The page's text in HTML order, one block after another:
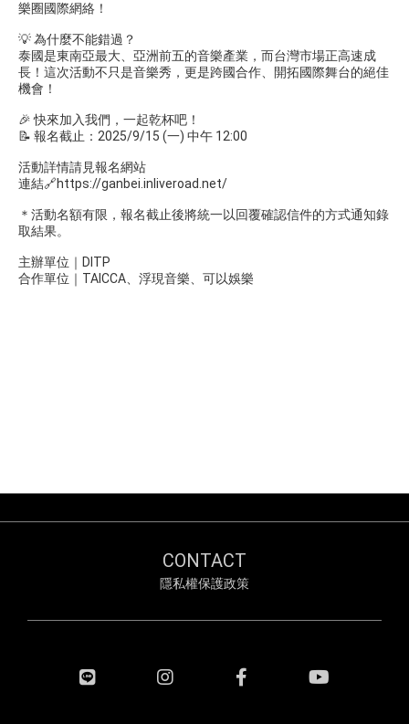
樂圈國際網絡！
💡 為什麼不能錯過？
泰國是東南亞最大、亞洲前五的音樂產業，而台灣市場正高速成
長！這次活動不只是音樂秀，更是跨國合作、開拓國際舞台的絕佳
機會！
🎉 快來加入我們，一起乾杯吧！
📝 報名截止：2025/9/15 (一) 中午 12:00
活動詳情請見報名網站
連結🔗https://ganbei.inliveroad.net/
＊活動名額有限，報名截止後將統一以回覆確認信件的方式通知錄
取結果。
主辦單位｜DITP
合作單位｜TAICCA、浮現音樂、可以娛樂
CONTACT
隱私權保護政策